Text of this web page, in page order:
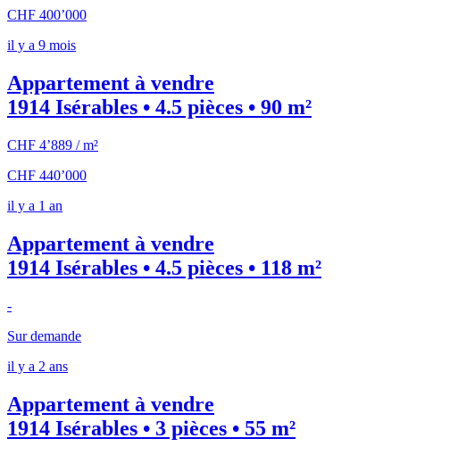
CHF 400’000
il y a 9 mois
Appartement à vendre
1914 Isérables • 4.5 pièces • 90 m²
CHF 4’889 / m²
CHF 440’000
il y a 1 an
Appartement à vendre
1914 Isérables • 4.5 pièces • 118 m²
-
Sur demande
il y a 2 ans
Appartement à vendre
1914 Isérables • 3 pièces • 55 m²